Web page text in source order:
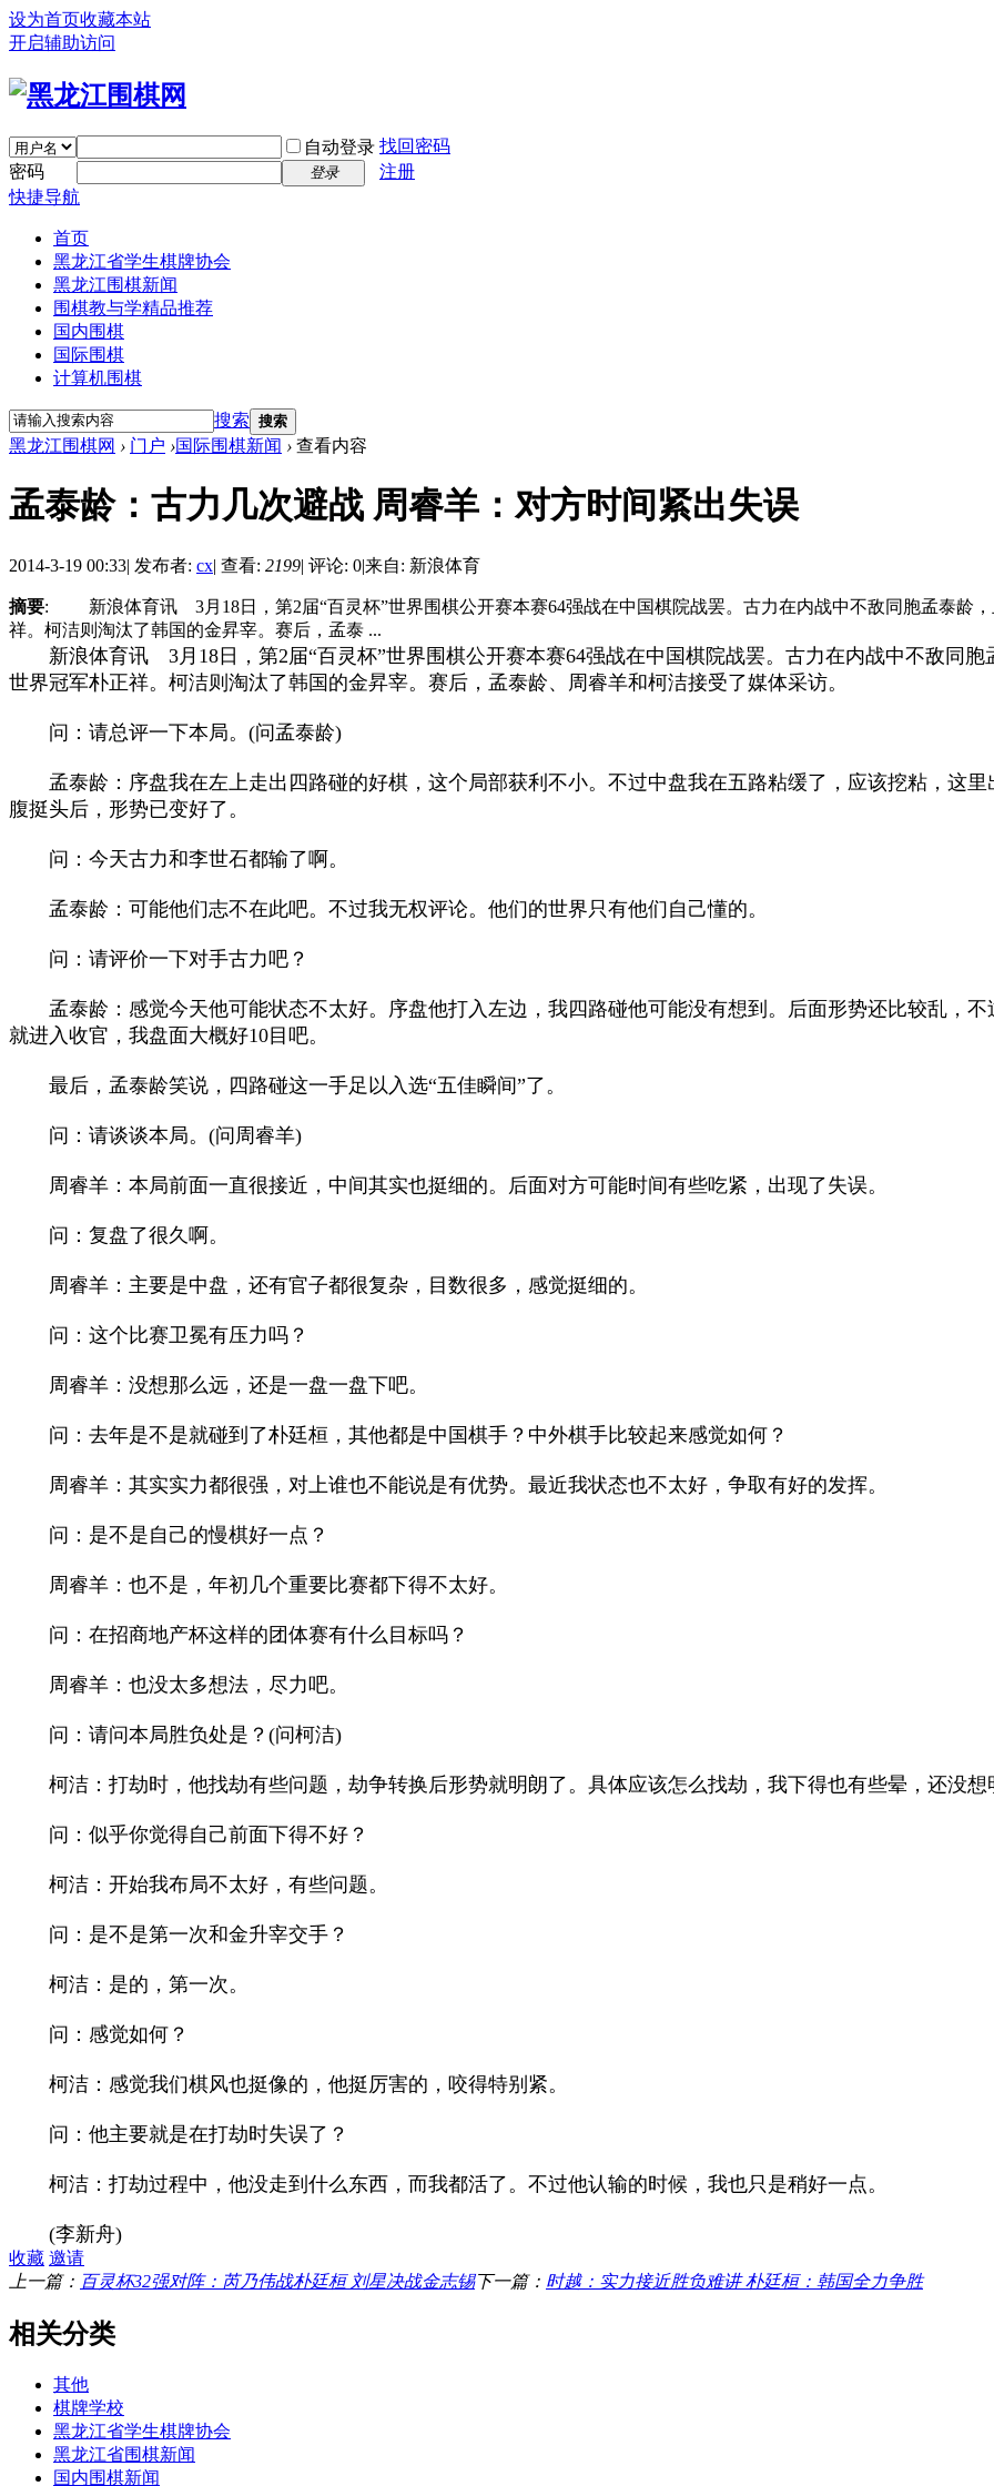
设为首页收藏本站
开启辅助访问
自动登录 找回密码
密码
登录
注册
快捷导航
首页
黑龙江省学生棋牌协会
黑龙江围棋新闻
围棋教与学精品推荐
国内围棋
国际围棋
计算机围棋
搜索 搜索
黑龙江围棋网 › 门户 ›国际围棋新闻 › 查看内容
孟泰龄：古力几次避战 周睿羊：对方时间紧出失误
2014-3-19 00:33| 发布者: cx| 查看: 2199| 评论: 0|来自: 新浪体育
摘要: 新浪体育讯 3月18日，第2届“百灵杯”世界围棋公开赛本赛64强战在中国棋院战罢。古力在内战中不敌同胞孟泰龄，
祥。柯洁则淘汰了韩国的金昇宰。赛后，孟泰 ...
新浪体育讯 3月18日，第2届“百灵杯”世界围棋公开赛本赛64强战在中国棋院战罢。古力在内战中不敌同胞
世界冠军朴正祥。柯洁则淘汰了韩国的金昇宰。赛后，孟泰龄、周睿羊和柯洁接受了媒体采访。
问：请总评一下本局。(问孟泰龄)
孟泰龄：序盘我在左上走出四路碰的好棋，这个局部获利不小。不过中盘我在五路粘缓了，应该挖粘，这里
腹挺头后，形势已变好了。
问：今天古力和李世石都输了啊。
孟泰龄：可能他们志不在此吧。不过我无权评论。他们的世界只有他们自己懂的。
问：请评价一下对手古力吧？
孟泰龄：感觉今天他可能状态不太好。序盘他打入左边，我四路碰他可能没有想到。后面形势还比较乱，不
就进入收官，我盘面大概好10目吧。
最后，孟泰龄笑说，四路碰这一手足以入选“五佳瞬间”了。
问：请谈谈本局。(问周睿羊)
周睿羊：本局前面一直很接近，中间其实也挺细的。后面对方可能时间有些吃紧，出现了失误。
问：复盘了很久啊。
周睿羊：主要是中盘，还有官子都很复杂，目数很多，感觉挺细的。
问：这个比赛卫冕有压力吗？
周睿羊：没想那么远，还是一盘一盘下吧。
问：去年是不是就碰到了朴廷桓，其他都是中国棋手？中外棋手比较起来感觉如何？
周睿羊：其实实力都很强，对上谁也不能说是有优势。最近我状态也不太好，争取有好的发挥。
问：是不是自己的慢棋好一点？
周睿羊：也不是，年初几个重要比赛都下得不太好。
问：在招商地产杯这样的团体赛有什么目标吗？
周睿羊：也没太多想法，尽力吧。
问：请问本局胜负处是？(问柯洁)
柯洁：打劫时，他找劫有些问题，劫争转换后形势就明朗了。具体应该怎么找劫，我下得也有些晕，还没想
问：似乎你觉得自己前面下得不好？
柯洁：开始我布局不太好，有些问题。
问：是不是第一次和金升宰交手？
柯洁：是的，第一次。
问：感觉如何？
柯洁：感觉我们棋风也挺像的，他挺厉害的，咬得特别紧。
问：他主要就是在打劫时失误了？
柯洁：打劫过程中，他没走到什么东西，而我都活了。不过他认输的时候，我也只是稍好一点。
(李新舟)
收藏 邀请
上一篇： 百灵杯32强对阵：芮乃伟战朴廷桓 刘星决战金志锡下一篇： 时越：实力接近胜负难讲 朴廷桓：韩国全力争胜
相关分类
其他
棋牌学校
黑龙江省学生棋牌协会
黑龙江省围棋新闻
国内围棋新闻